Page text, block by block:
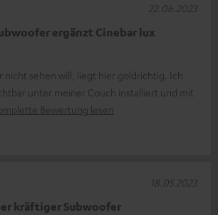
ergänzt Cinebar lux
nicht sehen will, liegt hier goldrichtig. Ich
unter meiner Couch installiert und mit
Bewertung lesen
22.06.2023
kräftiger Subwoofer
18.05.2023